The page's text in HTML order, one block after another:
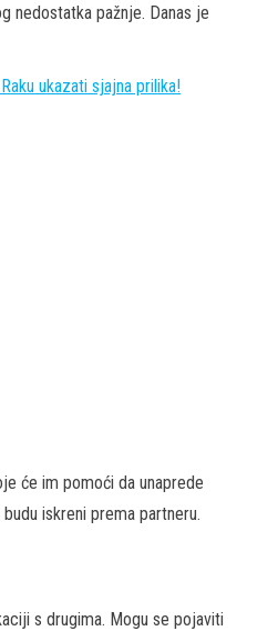
nedostatka pažnje. Danas je
ukazati sjajna prilika!
će im pomoći da unaprede
iskreni prema partneru.
s drugima. Mogu se pojaviti